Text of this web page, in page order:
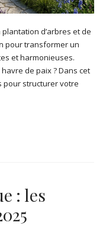
d’arbres et de
pour transformer un
et harmonieuses.
de paix ? Dans cet
pour structurer votre
: les